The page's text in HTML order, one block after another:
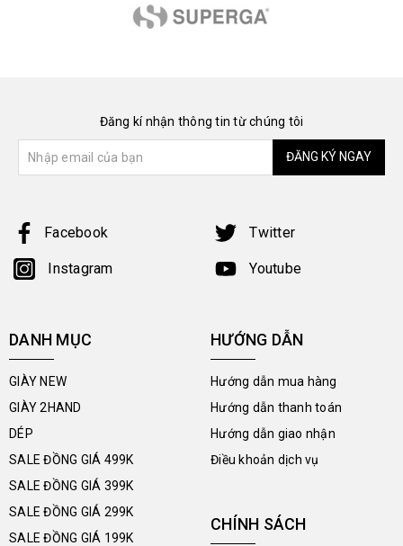
Đăng kí nhận thông tin từ chúng tôi
ĐĂNG KÝ NGAY
Facebook Twitter
Instagram Youtube
DANH MỤC
GIÀY NEW
GIÀY 2HAND
DÉP
SALE ĐỒNG GIÁ 499K
SALE ĐỒNG GIÁ 399K
SALE ĐỒNG GIÁ 299K
SALE ĐỒNG GIÁ 199K
HƯỚNG DẪN
Hướng dẫn mua hàng
Hướng dẫn thanh toán
Hướng dẫn giao nhận
Điều khoản dịch vụ
CHÍNH SÁCH